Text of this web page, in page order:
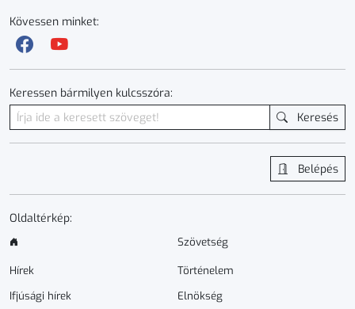
Kövessen minket:
Keressen bármilyen kulcsszóra:
Keresés
Belépés
Oldaltérkép:
Hírek
Ifjúsági hírek
Szövetség
Történelem
Elnökség